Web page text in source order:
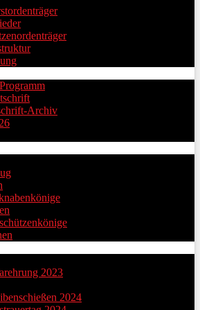
Archiv
2023
2024